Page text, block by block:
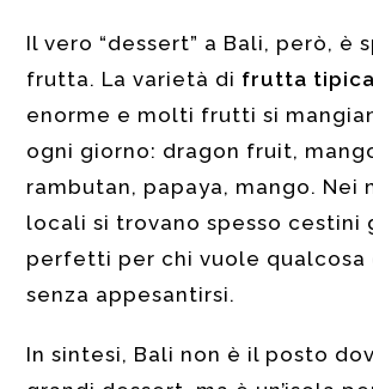
Il vero “dessert” a Bali, però, è
frutta. La varietà di frutta
enorme e molti frutti si
ogni giorno: dragon fruit,
rambutan, papaya, mango. Nei
locali si trovano spesso cestini
perfetti per chi vuole qualcosa
senza appesantirsi.
In sintesi, Bali non è il posto